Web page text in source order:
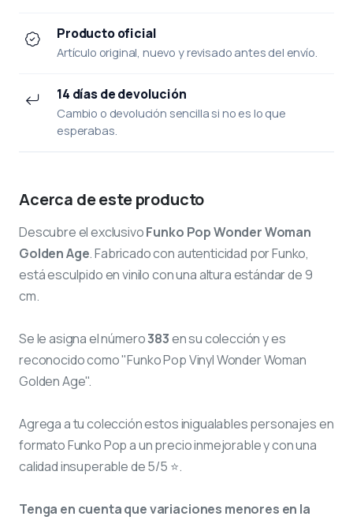
Producto oficial
Artículo original, nuevo y revisado antes del envío.
14 días de devolución
Cambio o devolución sencilla si no es lo que
esperabas.
Acerca de este producto
Descubre el exclusivoFunko Pop Wonder Woman
Golden Age. Fabricado con autenticidad por Funko,
está esculpido en vinilo con una altura estándar de 9
cm.
Se le asigna el número383en su colección y es
reconocido como "Funko Pop Vinyl Wonder Woman
Golden Age".
Agrega a tu colección estos inigualables personajes en
formato Funko Pop a un precio inmejorable y con una
calidad insuperable de 5/5 ⭐.
Tenga en cuenta que variaciones menores en la